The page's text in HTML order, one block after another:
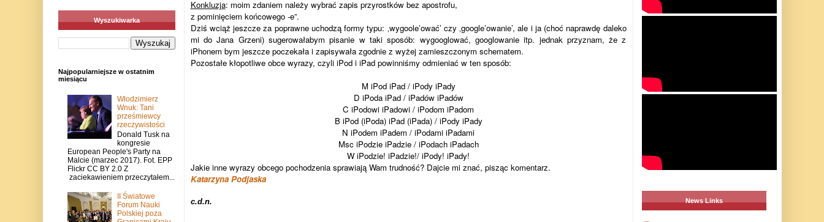
Konkluzja: moim zdaniem należy wybrać zapis przyrostków bez apostrofu,
z pominięciem końcowego ‑e”.
Dziś wciąż jeszcze za poprawne uchodzą formy typu: ‚wygoole’ować’ czy ‚google’owanie’, ale i ja (choć naprawdę daleko
mi do Jana Grzeni) sugerowałabym pisanie w taki sposób: wygooglować, googlowanie itp. jednak przyznam, że z
iPhonem bym jeszcze poczekała i zapisywała zgodnie z wyżej zamieszczonym schematem.
Pozostałe kłopotliwe obce wyrazy, czyli iPod i iPad powinniśmy odmieniać w ten sposób:
M iPod iPad / iPody iPady
D iPoda iPad / iPadów iPadów
C iPodowi iPadowi / iPodom iPadom
B iPod (iPoda) iPad (iPada) / iPody iPady
N iPodem iPadem / iPodami iPadami
Msc iPodzie iPadzie / iPodach iPadach
W iPodzie! iPadzie!/ iPody! iPady!
Jakie inne wyrazy obcego pochodzenia sprawiają Wam trudność? Dajcie mi znać, pisząc komentarz.
Katarzyna Podjaska
c.d.n.
Wyszukiwarka
Najpopularniejsze w ostatnim
miesiącu
Włodzimierz
Wnuk: Tani
prześmiewcy
rzeczywistości
Donald Tusk na
kongresie
European People's Party na
Malcie (marzec 2017). Fot. EPP
Flickr CC BY 2.0 Z
zaciekawieniem przeczytałem...
II Światowe
Forum Nauki
Polskiej poza
News Links